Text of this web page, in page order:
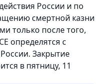
России и по
смертной казни
только после того,
определятся с
Закрытие
в пятницу, 11